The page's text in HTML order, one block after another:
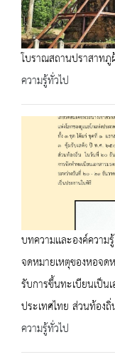
โบราณสถานปราสาท
ความรู้ทั่วไป
บทความเเละองค์ควา
จดหมายเหตุของหอจด
รับการขึ้นทะเบียนเป็น
ประเทศไทย ส่วนท้อ
ความรู้ทั่วไป